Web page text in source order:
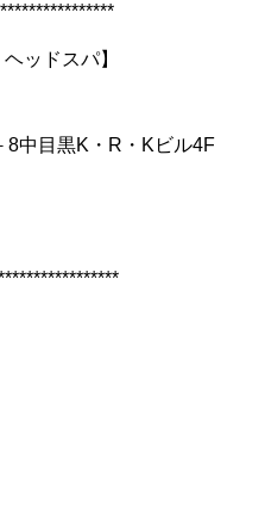
ィン ヘッドスパ】
8中目黒K・R・Kビル4F